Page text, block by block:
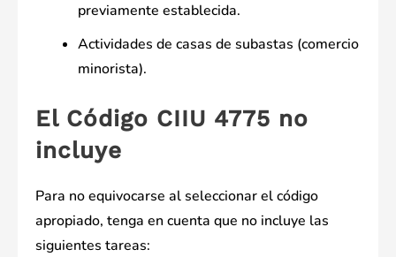
previamente establecida.
Actividades de casas de subastas (comercio
minorista).
El Código CIIU 4775 no
incluye
Para no equivocarse al seleccionar el código
apropiado, tenga en cuenta que no incluye las
siguientes tareas: